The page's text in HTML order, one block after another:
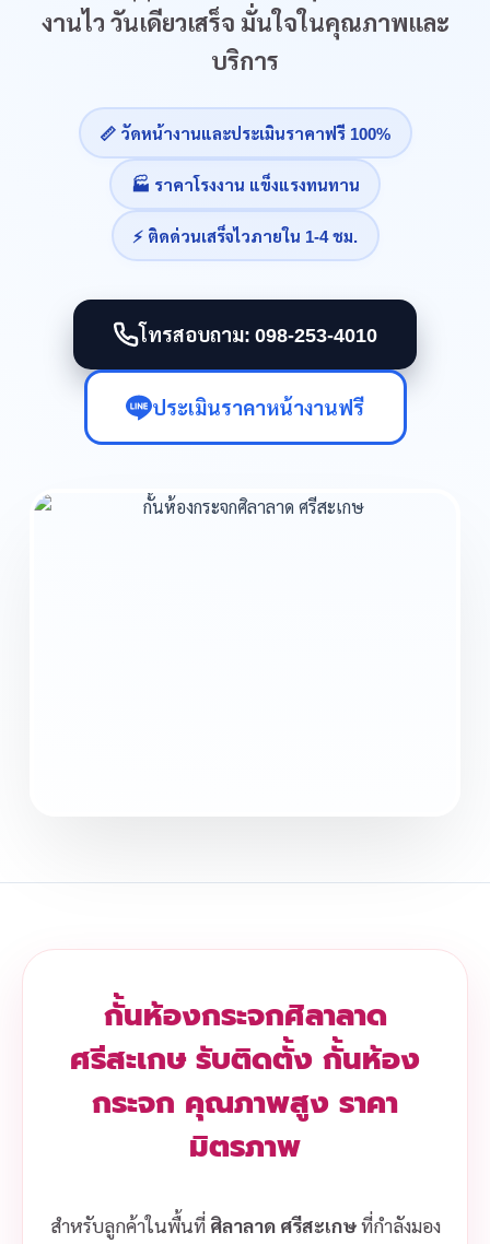
งานไว วันเดียวเสร็จ มั่นใจในคุณภาพและ
บริการ
📏 วัดหน้างานและประเมินราคาฟรี 100%
🏭 ราคาโรงงาน แข็งแรงทนทาน
⚡ ติดด่วนเสร็จไวภายใน 1-4 ชม.
โทรสอบถาม: 098-253-4010
ประเมินราคาหน้างานฟรี
กั้นห้องกระจกศิลาลาด
ศรีสะเกษ รับติดตั้ง กั้นห้อง
กระจก คุณภาพสูง ราคา
มิตรภาพ
สำหรับลูกค้าในพื้นที่ ศิลาลาด ศรีสะเกษที่กำลังมอง